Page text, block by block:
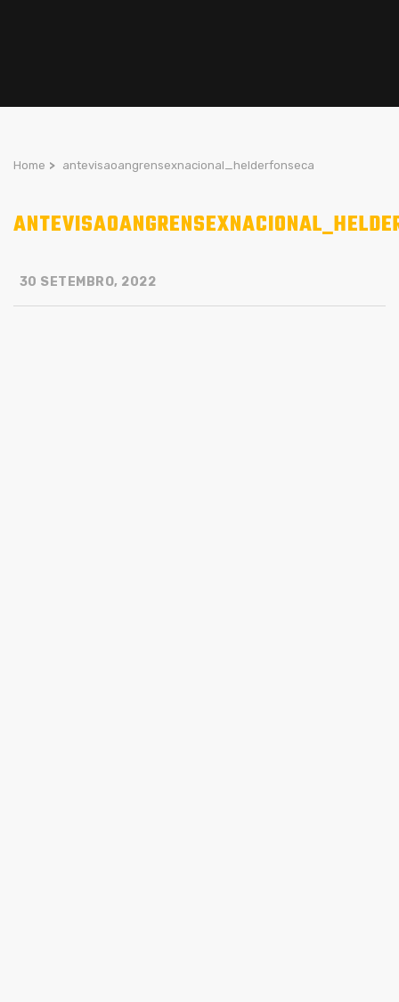
Home > antevisaoangrensexnacional_helderfonseca
30 SETEMBRO, 2022